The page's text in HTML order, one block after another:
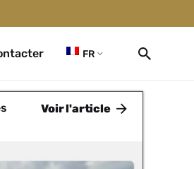
FR
Voir l'article